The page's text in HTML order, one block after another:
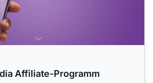
Affiliate-Programm